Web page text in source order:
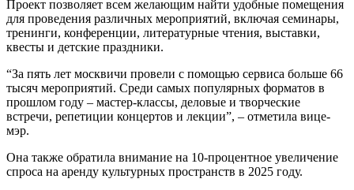
Проект позволяет всем желающим найти удобные помещения
для проведения различных мероприятий, включая семинары,
тренинги, конференции, литературные чтения, выставки,
квесты и детские праздники.
“За пять лет москвичи провели с помощью сервиса больше 66
тысяч мероприятий. Среди самых популярных форматов в
прошлом году – мастер-классы, деловые и творческие
встречи, репетиции концертов и лекции”, – отметила вице-
мэр.
Она также обратила внимание на 10-процентное увеличение
спроса на аренду культурных пространств в 2025 году.